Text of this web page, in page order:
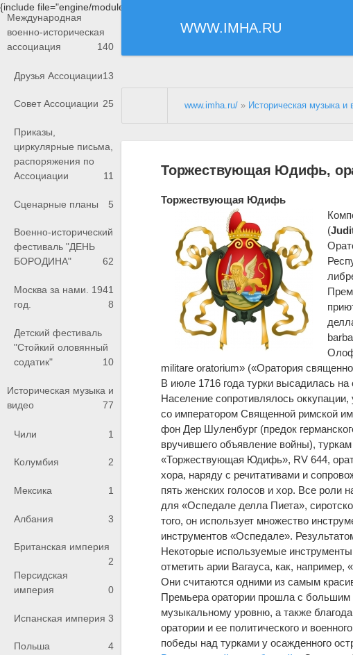
{include file="engine/modules/saperu/head.php"}
WWW.IMHA.RU
Международная
военно-историческая
ассоциация
140
Друзья Ассоциации13
Совет Ассоциации 25
Приказы,
циркулярные письма,
распоряжения по
Ассоциации
11
Сценарные планы 5
Военно-исторический
фестиваль "ДЕНЬ
БОРОДИНА"
62
Москва за нами. 1941
год.
8
Детский фестиваль
"Стойкий оловянный
содатик"
10
Историческая музыка и
видео
77
Чили 1
Колумбия 2
Мексика 1
Албания 3
Британская империя
2
Персидская
империя
0
Испанская империя 3
Польша 4
www.imha.ru/ » Историческая музыка и
Торжествующая Юдифь,
Торжествующая Юдифь
(
militare oratorium» («Оратория
В июле 1716 года турки высадилась на
Население сопротивлялось
со императором Священной римской
фон Дер Шуленбург (предок
вручившего объявление войны),
«Торжествующая Юдифь», RV 644,
хора, наряду с речитативами и
пять женских голосов и хор. Все роли
для «Оспедале делла Пиета»,
того, он использует множество
инструментов «Оспедале».
Некоторые используемые
отметить арии Вагауса, как,
Они считаются одними из самым
Премьера оратории прошла с большим
музыкальному уровню, а также
оратории и ее политического и
победы над турками у осажденного